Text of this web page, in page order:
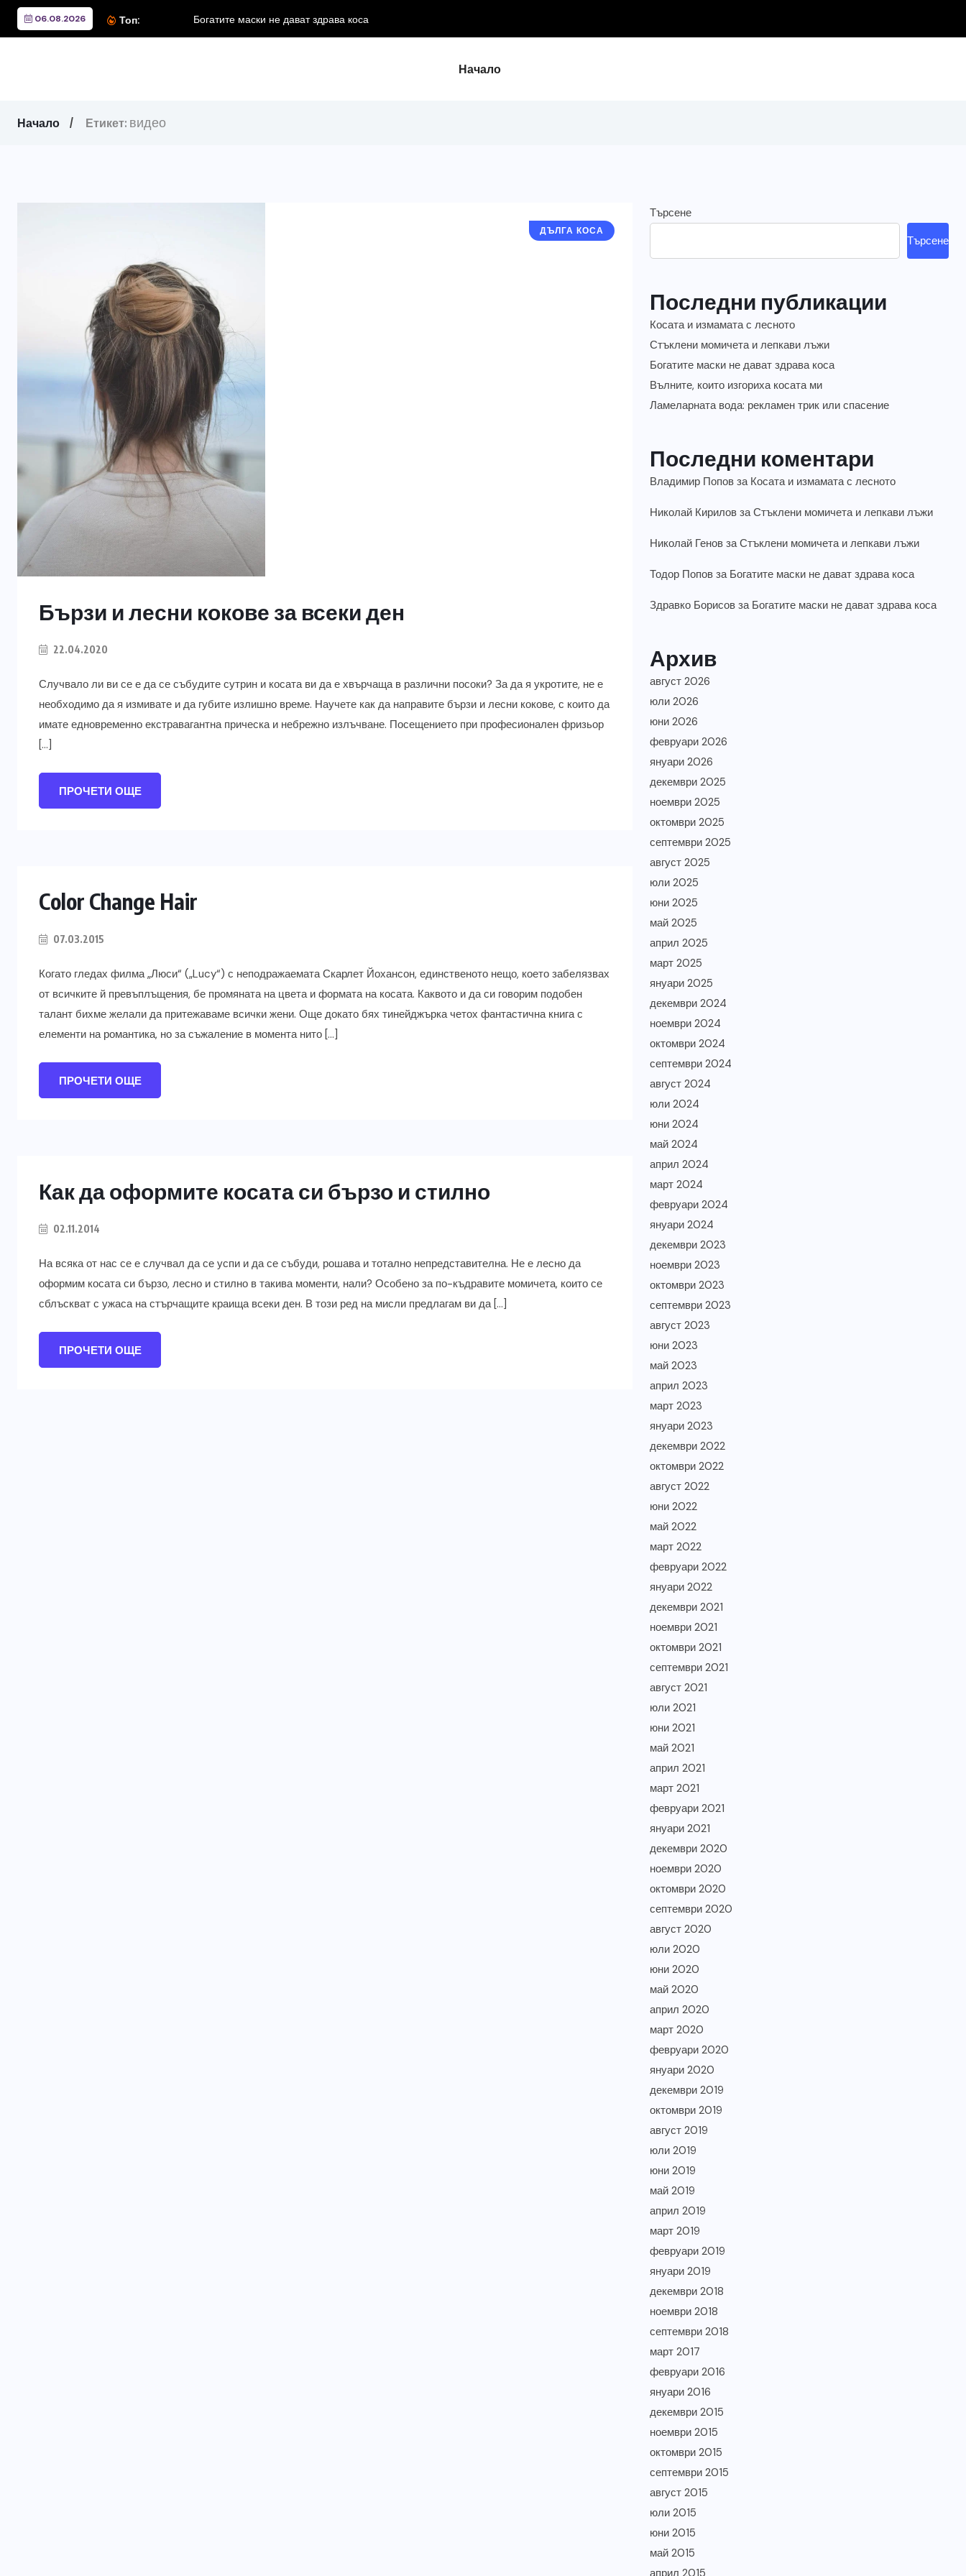
06.08.2026 Топ:Богатите маски не дават здрава коса
Начало
Начало Етикет: видео
ДЪЛГА КОСА
Бързи и лесни кокове за всеки ден
22.04.2020
Случвало ли ви се е да се събудите сутрин и косата ви да е хвърчаща в различни посоки? За да я укротите, не е
необходимо да я измивате и да губите излишно време. Научете как да направите бързи и лесни кокове, с които да
имате едновременно екстравагантна прическа и небрежно излъчване. Посещението при професионален фризьор
[…]
ПРОЧЕТИ ОЩЕ
Color Change Hair
07.03.2015
Когато гледах филма „Люси“ („Lucy“) с неподражаемата Скарлет Йохансон, единственото нещо, което забелязвах
от всичките й превъплъщения, бе промяната на цвета и формата на косата. Каквото и да си говорим подобен
талант бихме желали да притежаваме всички жени. Още докато бях тинейджърка четох фантастична книга с
елементи на романтика, но за съжаление в момента нито […]
ПРОЧЕТИ ОЩЕ
Как да оформите косата си бързо и стилно
02.11.2014
На всяка от нас се е случвал да се успи и да се събуди, рошава и тотално непредставителна. Не е лесно да
оформим косата си бързо, лесно и стилно в такива моменти, нали? Особено за по-къдравите момичета, които се
сблъскват с ужаса на стърчащите краища всеки ден. В този ред на мисли предлагам ви да […]
ПРОЧЕТИ ОЩЕ
Търсене
Търсене
Последни публикации
Косата и измамата с лесното
Стъклени момичета и лепкави лъжи
Богатите маски не дават здрава коса
Вълните, които изгориха косата ми
Ламеларната вода: рекламен трик или спасение
Последни коментари
Владимир Попов за Косата и измамата с лесното
Николай Кирилов заСтъклени момичета и лепкави лъжи
Николай Генов заСтъклени момичета и лепкави лъжи
Тодор Попов за Богатите маски не дават здрава коса
Здравко Борисов за Богатите маски не дават здрава коса
Архив
август 2026
юли 2026
юни 2026
февруари 2026
януари 2026
декември 2025
ноември 2025
октомври 2025
септември 2025
август 2025
юли 2025
юни 2025
май 2025
април 2025
март 2025
януари 2025
декември 2024
ноември 2024
октомври 2024
септември 2024
август 2024
юли 2024
юни 2024
май 2024
април 2024
март 2024
февруари 2024
януари 2024
декември 2023
ноември 2023
октомври 2023
септември 2023
август 2023
юни 2023
май 2023
април 2023
март 2023
януари 2023
декември 2022
октомври 2022
август 2022
юни 2022
май 2022
март 2022
февруари 2022
януари 2022
декември 2021
ноември 2021
октомври 2021
септември 2021
август 2021
юли 2021
юни 2021
май 2021
април 2021
март 2021
февруари 2021
януари 2021
декември 2020
ноември 2020
октомври 2020
септември 2020
август 2020
юли 2020
юни 2020
май 2020
април 2020
март 2020
февруари 2020
януари 2020
декември 2019
октомври 2019
август 2019
юли 2019
юни 2019
май 2019
април 2019
март 2019
февруари 2019
януари 2019
декември 2018
ноември 2018
септември 2018
март 2017
февруари 2016
януари 2016
декември 2015
ноември 2015
октомври 2015
септември 2015
август 2015
юли 2015
юни 2015
май 2015
април 2015